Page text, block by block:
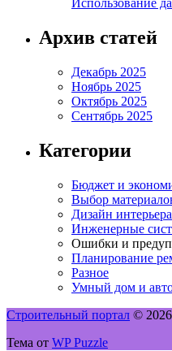
Использование
Архив статей
Декабрь 2025
Ноябрь 2025
Октябрь 2025
Сентябрь 2025
Категории
Бюджет и
Выбор
Дизайн интерьера
Инженерные
Ошибки и
Планирование
Разное
Умный дом и
Строительный портал © 2026
Тема от WP Puzzle